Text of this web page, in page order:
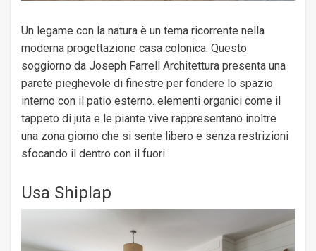
Un legame con la natura è un tema ricorrente nella
moderna progettazione casa colonica. Questo
soggiorno da Joseph Farrell Architettura presenta una
parete pieghevole di finestre per fondere lo spazio
interno con il patio esterno. elementi organici come il
tappeto di juta e le piante vive rappresentano inoltre
una zona giorno che si sente libero e senza restrizioni
sfocando il dentro con il fuori.
Usa Shiplap